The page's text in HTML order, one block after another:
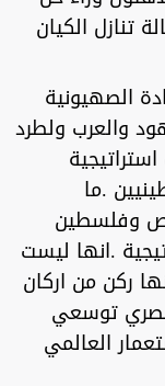
تنازل الكيان
الصهيونية
والعرب ولطرد
.ما
وفلسطين
.انها ليست
ركن من اركان
توسعي
العالمي